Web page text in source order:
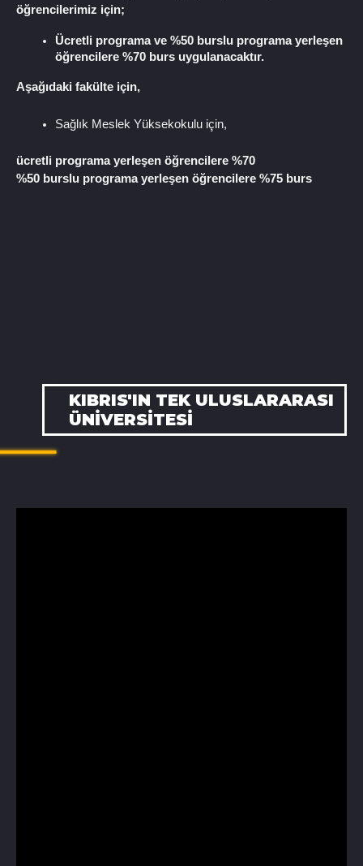
öğrencilerimiz için;
Ücretli programa ve %50 burslu programa yerleşen
öğrencilere %70 burs uygulanacaktır.
Aşağıdaki fakülte için,
Sağlık Meslek Yüksekokulu için,
ücretli programa yerleşen öğrencilere %70
%50 burslu programa yerleşen öğrencilere %75 burs
KIBRIS'IN TEK ULUSLARARASI
ÜNIVERSITESI